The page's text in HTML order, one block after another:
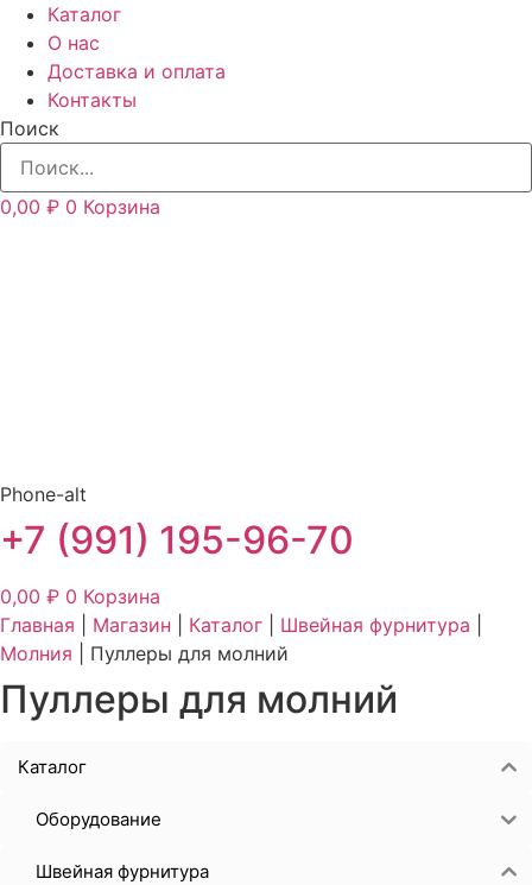
Каталог
О нас
Доставка и оплата
Контакты
Поиск
0,00 ₽ 0 Корзина
Phone-alt
+7 (991) 195-96-70
0,00 ₽ 0 Корзина
Главная
Магазин Каталог Швейная фурнитура
Молния
Пуллеры для молний
Пуллеры для молний
Каталог
Оборудование
Швейная фурнитура